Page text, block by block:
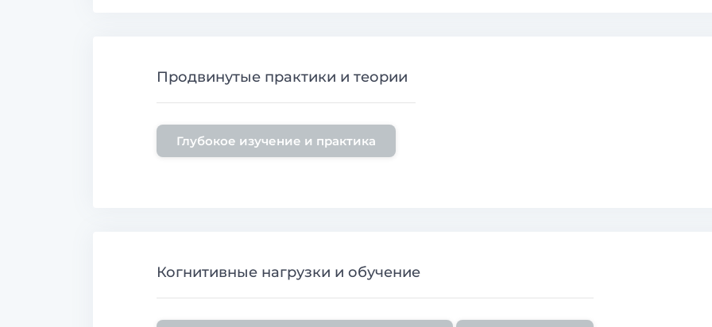
Продвинутые практики и теории
Глубокое изучение и практика
Когнитивные нагрузки и обучение